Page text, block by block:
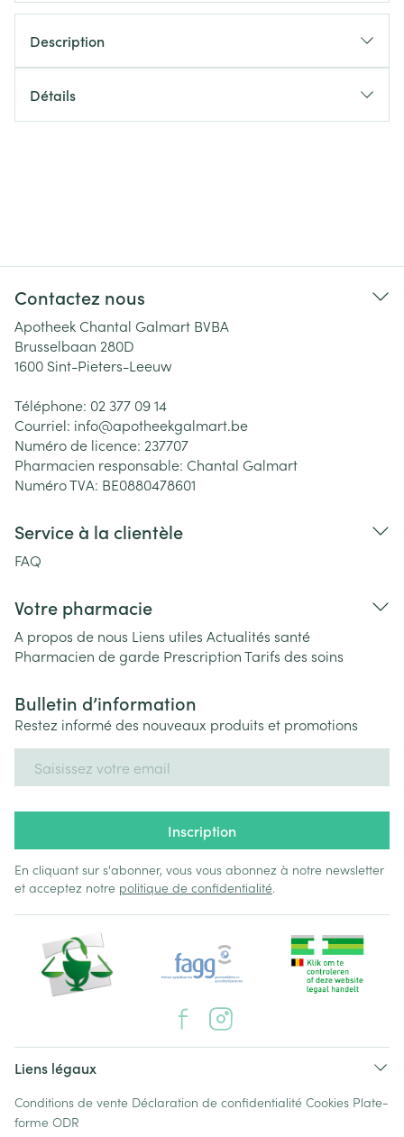
Description
Détails
Contactez nous
Apotheek Chantal Galmart BVBA
Brusselbaan 280D
1600 Sint-Pieters-Leeuw
Téléphone: 02 377 09 14
Courriel: info@apotheekgalmart.be
Numéro de licence: 237707
Pharmacien responsable: Chantal Galmart
Numéro TVA: BE0880478601
Service à la clientèle
FAQ
Votre pharmacie
A propos de nous Liens utiles Actualités santé
Pharmacien de garde PrescriptionTarifs des soins
Bulletin d’information
Restez informé des nouveaux produits et promotions
Inscription
En cliquant sur s'abonner, vous vous abonnez à notre newsletter
et acceptez notre politique de confidentialité.
Liens légaux
Conditions de vente Déclaration de confidentialité Cookies Plate-
forme ODR